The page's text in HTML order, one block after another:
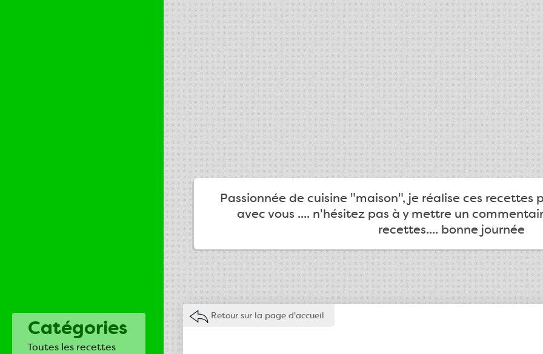
Passionnée de cuisine "maison", je réalise ces recettes
avec vous .... n'hésitez pas à y mettre un
recettes.... bonne journée
Catégories
Toutes les recettes
Retour sur la page d'accueil